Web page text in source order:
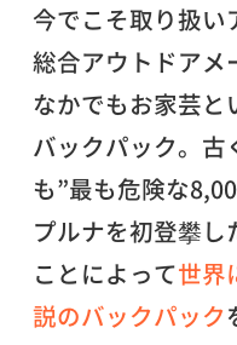
今でこそ取り扱い
総合アウトドアメ
なかでもお家芸と
バックパック。古
も”最も危険な
プルナを初登攀
ことによって世界
説のバックパック